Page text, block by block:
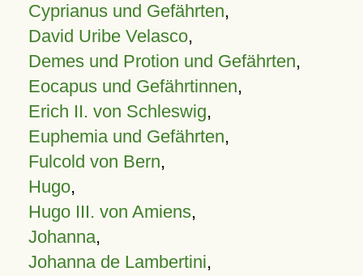
Cyprianus und Gefährten,
David Uribe Velasco,
Demes und Protion und Gefährten,
Eocapus und Gefährtinnen,
Erich II. von Schleswig,
Euphemia und Gefährten,
Fulcold von Bern,
Hugo,
Hugo III. von Amiens,
Johanna,
Johanna de Lambertini,